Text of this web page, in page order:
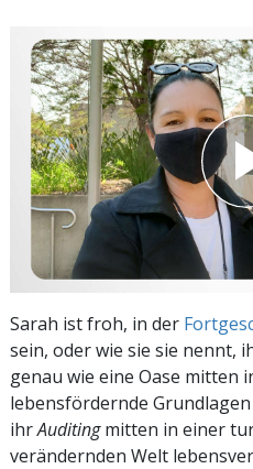
Sarah ist froh, in der
sein, oder wie sie sie nennt,
genau wie eine Oase mitten
lebensfördernde
ihrAuditingmitten in einer
verändernden Welt